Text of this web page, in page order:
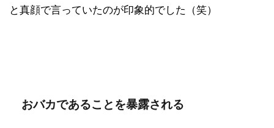
と真顔で言っていたのが印象的でした（笑）
おバカであることを暴露される